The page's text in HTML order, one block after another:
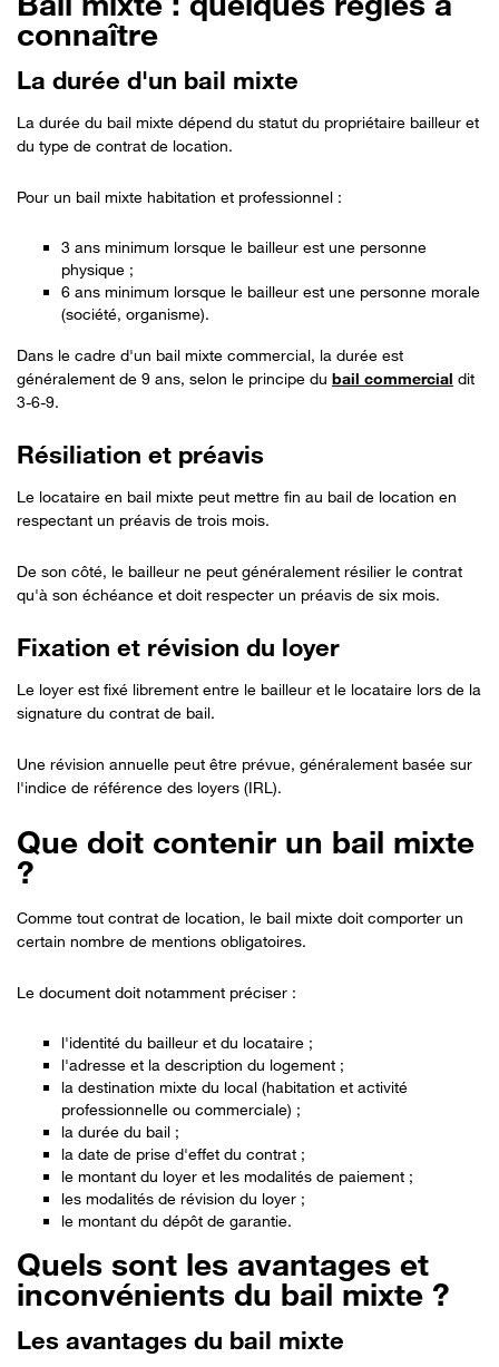
Bon à savoir
Bon à savoir
connaître
La durée d'un bail mixte
La durée du bail mixte dépend du statut du propriétaire bailleur et
du type de contrat de location.
Pour un bail mixte habitation et professionnel :
3 ans minimum lorsque le bailleur est une personne
physique ;
6 ans minimum lorsque le bailleur est une personne morale
(société, organisme).
Dans le cadre d'un bail mixte commercial, la durée est
généralement de 9 ans, selon le principe du bail commercial dit
3-6-9.
Résiliation et préavis
Le locataire en bail mixte peut mettre fin au bail de location en
respectant un préavis de trois mois.
De son côté, le bailleur ne peut généralement résilier le contrat
qu'à son échéance et doit respecter un préavis de six mois.
Fixation et révision du loyer
Le loyer est fixé librement entre le bailleur et le locataire lors de la
signature du contrat de bail.
Une révision annuelle peut être prévue, généralement basée sur
l'indice de référence des loyers (IRL).
Que doit contenir un bail mixte
?
Comme tout contrat de location, le bail mixte doit comporter un
certain nombre de mentions obligatoires.
Le document doit notamment préciser :
l'identité du bailleur et du locataire ;
l'adresse et la description du logement ;
la destination mixte du local (habitation et activité
professionnelle ou commerciale) ;
la durée du bail ;
la date de prise d'effet du contrat ;
le montant du loyer et les modalités de paiement ;
les modalités de révision du loyer ;
le montant du dépôt de garantie.
Quels sont les avantages et
inconvénients du bail mixte ?
Les avantages du bail mixte